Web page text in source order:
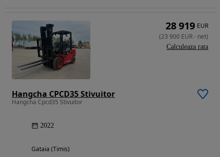
Hangcha CPCD35 Stivuitor
Hangcha Cpcd35 Stivuitor
2022
Gataia (Timis)
28 919 EUR
(23 900 EUR- net)
Calculeaza rata